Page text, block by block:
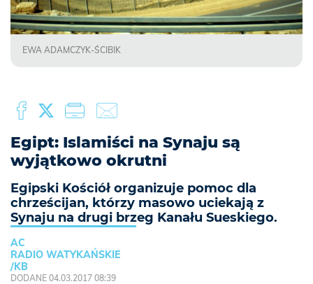
EWA ADAMCZYK-ŚCIBIK
Egipt: Islamiści na Synaju są
wyjątkowo okrutni
Egipski Kościół organizuje pomoc dla
chrześcijan, którzy masowo uciekają z
Synaju na drugi brzeg Kanału Sueskiego.
AC
RADIO WATYKAŃSKIE
/KB
DODANE 04.03.2017 08:39